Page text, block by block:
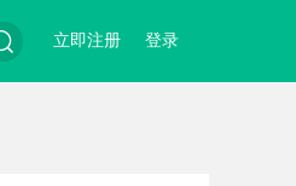
登录
立即注册